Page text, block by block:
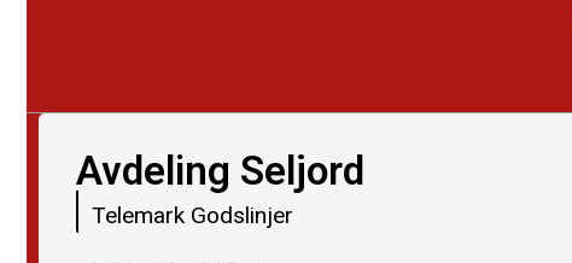
Avdeling Seljord
Telemark Godslinjer